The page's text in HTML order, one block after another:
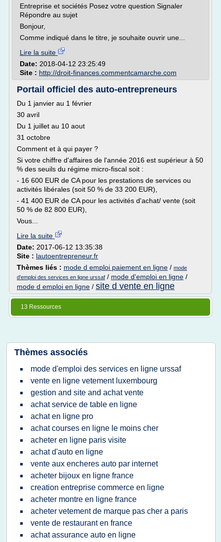
Entreprise et sociétés Posez votre question Signaler
Répondre au sujet
Bonjour,
Comme indiqué dans le titre, je souhaite ouvrir une...
Lire la suite
Date: 2018-04-12 23:25:49
Site : http://droit-finances.commentcamarche.com
Portail officiel des auto-entrepreneurs
Du 1 janvier au 1 février
30 avril
Du 1 juillet au 10 aout
31 octobre
Comment et à qui payer ?
Si votre chiffre d'affaires de l'année 2016 est supérieur à 50
% des seuils du régime micro-fiscal soit :
- 16 600 EUR de CA pour les prestations de services ou
activités libérales (soit 50 % de 33 200 EUR),
- 41 400 EUR de CA pour les activités d'achat/ vente (soit
50 % de 82 800 EUR),
Vous...
Lire la suite
Date: 2017-06-12 13:35:38
Site : lautoentrepreneur.fr
Thèmes liés : mode d emploi paiement en ligne / mode
d'emploi des services en ligne urssaf / mode d'emploi en ligne /
mode d emploi en ligne / site d vente en ligne
13 Ressources
Thèmes associés
mode d'emploi des services en ligne urssaf
vente en ligne vetement luxembourg
gestion and site and achat vente
achat service de table en ligne
achat en ligne pro
achat courses en ligne le moins cher
acheter en ligne paris visite
achat d'auto en ligne
vente aux encheres auto par internet
acheter bijoux en ligne france
creation entreprise commerce en ligne
acheter montre en ligne france
acheter vetement de marque pas cher a paris
vente de restaurant en france
achat assurance auto en ligne